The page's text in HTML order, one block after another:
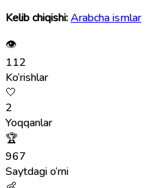
Kelib chiqishi:Arabcha ismlar
👁
112
Ko‘rishlar
🤍
2
Yoqqanlar
🏆
967
Saytdagi o‘rni